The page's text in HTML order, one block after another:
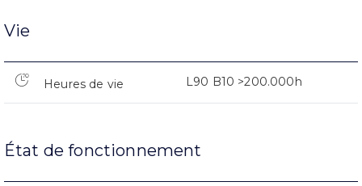
Vie
Heures de vie L90 B10 >200.000h
État de fonctionnement